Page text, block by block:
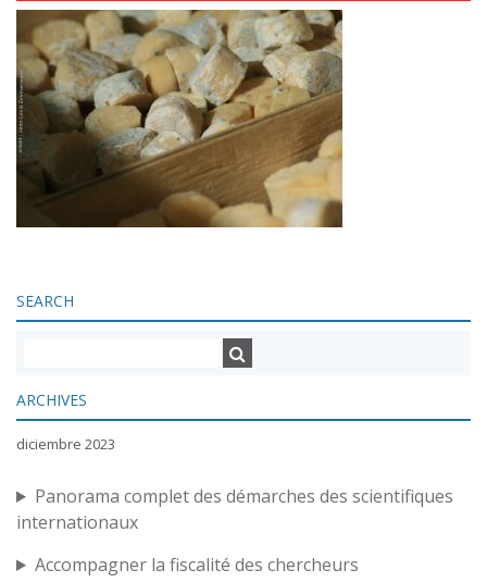
SEARCH
ARCHIVES
diciembre 2023
Panorama complet des démarches des scientifiques
internationaux
Accompagner la fiscalité des chercheurs